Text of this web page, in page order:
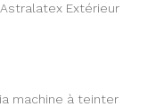
Extérieur
machine à teinter